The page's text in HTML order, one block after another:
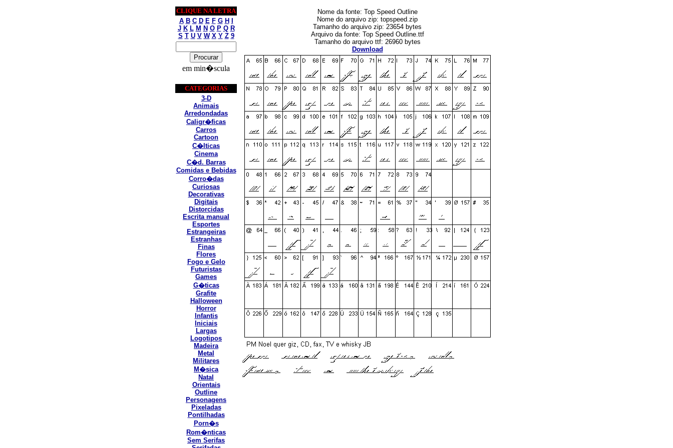
CLIQUE NA LETRA
A B C D E F G H
J K L M N O P Q R
S T U V W X Y Z 9
em min�scula
CATEGORIAS
3-D
Animais
Arredondadas
Caligr�ficas
Carros
Cartoon
C�lticas
Cinema
C�d. Barras
Comidas e Bebidas
Corro�das
Curiosas
Decorativas
Digitais
Distorcidas
Escrita manual
Esportes
Estrangeiras
Estranhas
Finas
Flores
Fogo e Gelo
Futuristas
Games
G�ticas
Grafite
Halloween
Horror
Infantis
Iniciais
Largas
Logotipos
Madeira
Metal
Militares
M�sica
Natal
Orientais
Outline
Personagens
Pixeladas
Pontilhadas
Porn�s
Rom�nticas
Sem Serifas
Nome da fonte: Top Speed Outline
Nome do arquivo zip: topspeed.zip
Tamanho do arquivo zip: 23654 bytes
Arquivo da fonte: Top Speed Outline.ttf
Tamanho do arquivo ttf: 26960 bytes
Download